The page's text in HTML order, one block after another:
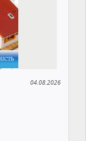
04.08.2026